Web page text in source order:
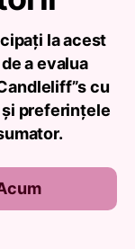
la acest
a evalua
cu
preferințele